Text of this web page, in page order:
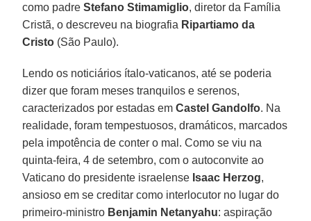
como padreStefano Stimamiglio, diretor da Família
Cristã, o descreveu na biografia Ripartiamo da
Cristo (São Paulo).
Lendo os noticiários ítalo-vaticanos, até se poderia
dizer que foram meses tranquilos e serenos,
caracterizados por estadas emCastel Gandolfo. Na
realidade, foram tempestuosos, dramáticos, marcados
pela impotência de conter o mal. Como se viu na
quinta-feira, 4 de setembro, com o autoconvite ao
Vaticano do presidente israelense Isaac Herzog,
ansioso em se creditar como interlocutor no lugar do
primeiro-ministro Benjamin Netanyahu: aspiração